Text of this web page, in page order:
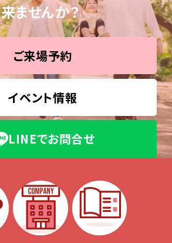
来ませんか？
ご来場予約
イベント情報
LINEでお問合せ